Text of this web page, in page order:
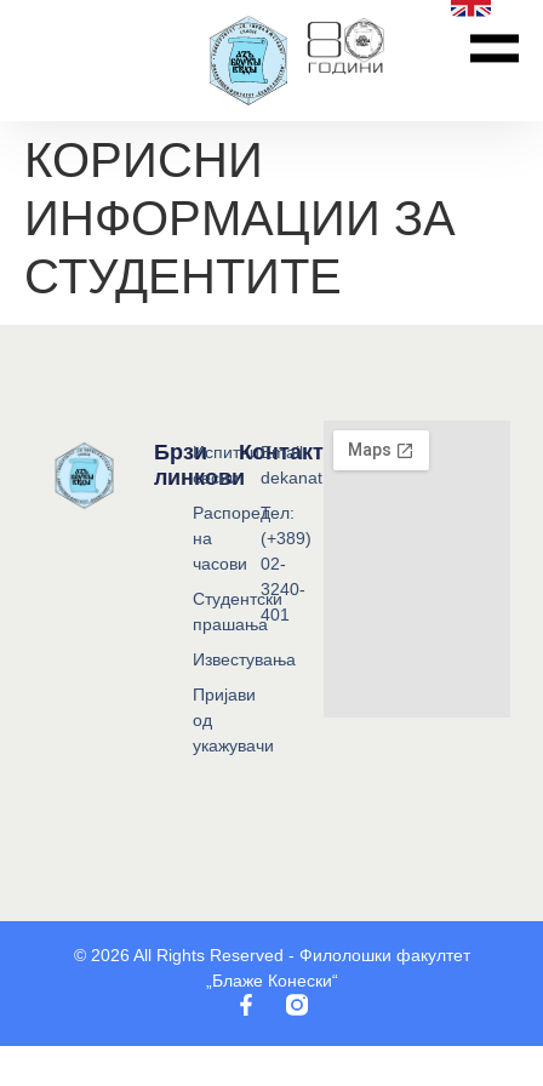
КОРИСНИ
ИНФОРМАЦИИ ЗА
СТУДЕНТИТЕ
Брзи
линкови
Испитни
сесии
Распоред
на
часови
Студентски
прашања
Известувања
Пријави
од
укажувачи
Контакт
Email:
dekanat@flf.ukim.edu.mk
Тел:
(+389)
02-
3240-
401
© 2026 All Rights Reserved - Филолошки факултет
„Блаже Конески“